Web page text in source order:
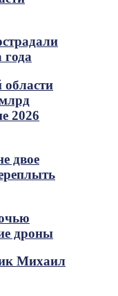
года
области
2026
двое
дроны
Михаил